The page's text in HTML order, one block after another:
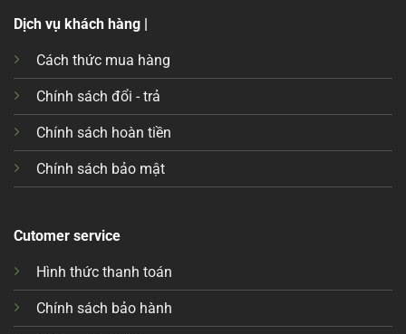
Dịch vụ khách hàng |
Cách thức mua hàng
Chính sách đổi - trả
Chính sách hoàn tiền
Chính sách bảo mật
Cutomer service
Hình thức thanh toán
Chính sách bảo hành